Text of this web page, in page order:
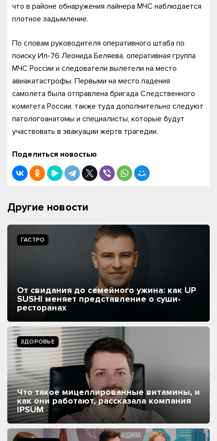
что в районе обнаружения лайнера МЧС наблюдается
плотное задымление.
По словам руководителя оперативного штаба по
поиску Ил-76 Леонида Беляева, оперативная группа
МЧС России и следователи вылетели на место
авиакатастрофы. Первыми на место падения
самолета была отправлена бригада Следственного
комитета России, также туда дополнительно следуют
патологоанатомы и специалисты, которые будут
участвовать в эвакуации жертв трагедии.
Поделиться новостью
Другие новости
ГАСТРО
От свидания до семейного ужина: как UP
SUSHI меняет представление о суши-
ресторанах
ЗДОРОВЬЕ
Что такое мицеллированные витамины, и
как они работают, рассказала компания
IPSUM